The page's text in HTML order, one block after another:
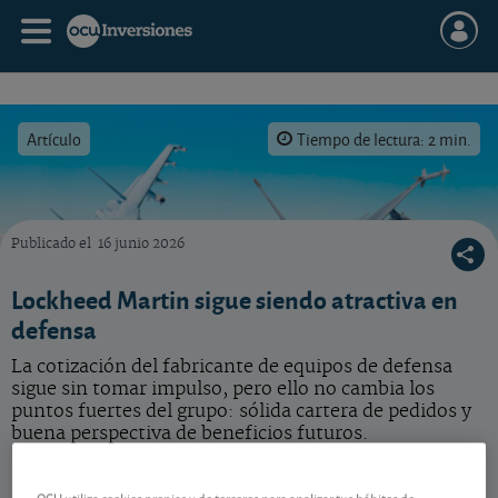
Artículo Tiempo de lectura: 2 min.
Publicado el 16 junio 2026
Lockheed Martin sigue siendo atractiva en
defensa
La cotización del fabricante de equipos de defensa
sigue sin tomar impulso, pero ello no cambia los
puntos fuertes del grupo: sólida cartera de pedidos y
buena perspectiva de beneficios futuros.